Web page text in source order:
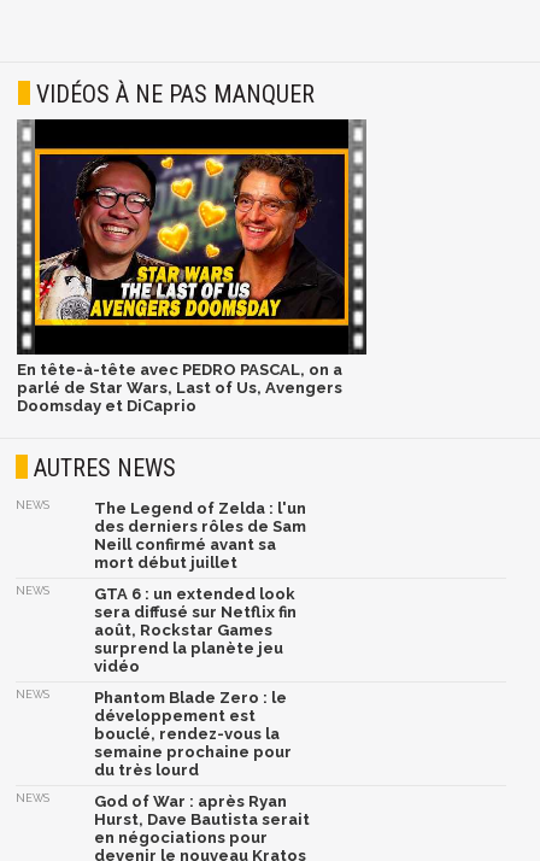
VIDÉOS À NE PAS MANQUER
En tête-à-tête avec PEDRO PASCAL, on a
parlé de Star Wars, Last of Us, Avengers
Doomsday et DiCaprio
AUTRES NEWS
NEWS
The Legend of Zelda : l'un
des derniers rôles de Sam
Neill confirmé avant sa
mort début juillet
NEWS
GTA 6 : un extended look
sera diffusé sur Netflix fin
août, Rockstar Games
surprend la planète jeu
vidéo
NEWS
Phantom Blade Zero : le
développement est
bouclé, rendez-vous la
semaine prochaine pour
du très lourd
NEWS
God of War : après Ryan
Hurst, Dave Bautista serait
en négociations pour
devenir le nouveau Kratos